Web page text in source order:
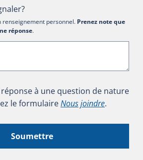
renseignement personnel. Prenez note que
réponse.
à une question de nature
le formulaireNous joindre.
Soumettre